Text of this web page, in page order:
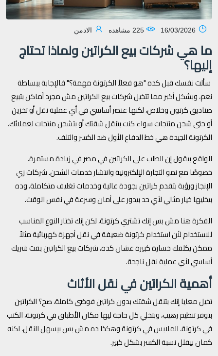
الادمن
ما هي شركات بيع الكراتين ولماذا تحتاج
إليها؟
سألت نفسك قبل كده "هو فعلاً الكرتونة مهمة؟" فالإجابة ببساطة
نعم، وبشكل أكبر مما تتخيل شركات بيع الكراتين مش مجرد أماكن بتبيع
صناديق كرتون وخلاص، لكنها عنصر أساسي في أي عملية نقل أو تخزين
أو حتى شحن منتجات سواء كنت بتنقل شقتك أو بتشحن منتجات لعملائك،
الكرتونة الجيدة هي خط الدفاع الأول ضد الكسر والتلف.
الواقع بيقول إن الطلب على الكراتين في مصر في زيادة مستمرة،
خصوصًا مع نمو التجارة الإلكترونية وانتشار خدمات الشحن. شركات زي
الإنجاز ورؤية بتقدم كراتين بجودة عالية وخدمات تغليف متكاملة، وده
بيخليها خيار مثالي لأي حد بيدور على أمان وسرعة في نفس الوقت.
الفكرة هنا مش بس إنك تشتري كرتونة، لكن إنك تختار النوع المناسب
للاستخدام لأن استخدام كرتونة ضعيفة في نقل أجهزة كهربائية مثلاً
ممكن يكلفك خسارة كبيرة عشان كده، شركات بيع الكراتين بقت شريك
أساسي لأي عملية نقل ناجحة.
أهمية الكراتين في نقل الأثاث
تخيل معايا إنك بتنقل شقتك بدون كراتين فوضى كاملة، صح؟ الكراتين
بتوفر تنظيم رهيب، وبتخلي كل حاجة ليها مكان الأطباق في كرتونة، الكتب
في كرتونة، الملابس في كرتونة وهكذا ده مش بس بيسهل النقل، لكنه
كمان بيقلل نسبة الكسر بشكل كبير.